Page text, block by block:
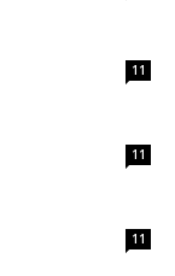
11
11
11